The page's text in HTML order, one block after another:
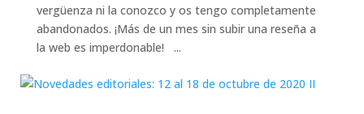
vergüenza ni la conozco y os tengo completamente
abandonados. ¡Más de un mes sin subir una reseña a
la web es imperdonable! ...